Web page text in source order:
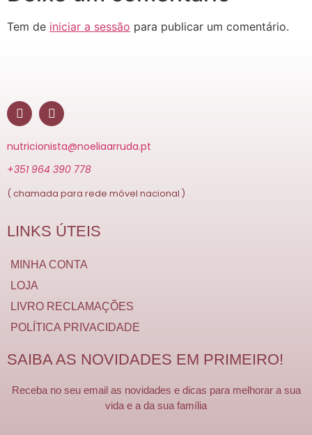
Tem de iniciar a sessão para publicar um comentário.
nutricionista@noeliaarruda.pt
+351 964 390 778
( chamada para rede móvel nacional )
LINKS ÚTEIS
MINHA CONTA
LOJA
LIVRO RECLAMAÇÕES
POLÍTICA PRIVACIDADE
SAIBA AS NOVIDADES EM PRIMEIRO!
Receba no seu email as novidades e dicas para melhorar a sua
vida e a da sua família